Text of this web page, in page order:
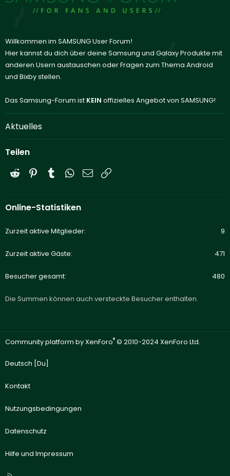
Willkommen im SAMSUNG User Forum!
Hier kannst du dich über deine Samsung und Galaxy Produkte mit
anderen Usern austauschen oder Fragen zum Thema Android
und Bixby stellen.
Das Samsung-Forum ist KEIN offizielles Angebot von SAMSUNG!
Aktuelles
Teilen
Reddit PinterestTumblrWhatsApp
E-Mail
Online-Statistiken
Zurzeit aktive Mitglieder 9
Zurzeit aktive Gäste 471
Besucher gesamt 480
Die Summen können auch versteckte Besucher enthalten.
Community platform by XenForo® © 2010-2024 XenForo Ltd.
Deutsch [Du]
Kontakt
Nutzungsbedingungen
Datenschutz
Hilfe und Impressum